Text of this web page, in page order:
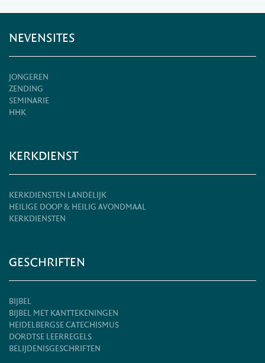
NEVENSITES
JONGEREN
ZENDING
SEMINARIE
HHK
KERKDIENST
KERKDIENSTEN LANDELIJK
HEILIGE DOOP & HEILIG AVONDMAAL
KERKDIENSTEN
GESCHRIFTEN
BIJBEL
BIJBEL MET KANTTEKENINGEN
HEIDELBERGSE CATECHISMUS
DORDTSE LEERREGELS
BELIJDENISGESCHRIFTEN